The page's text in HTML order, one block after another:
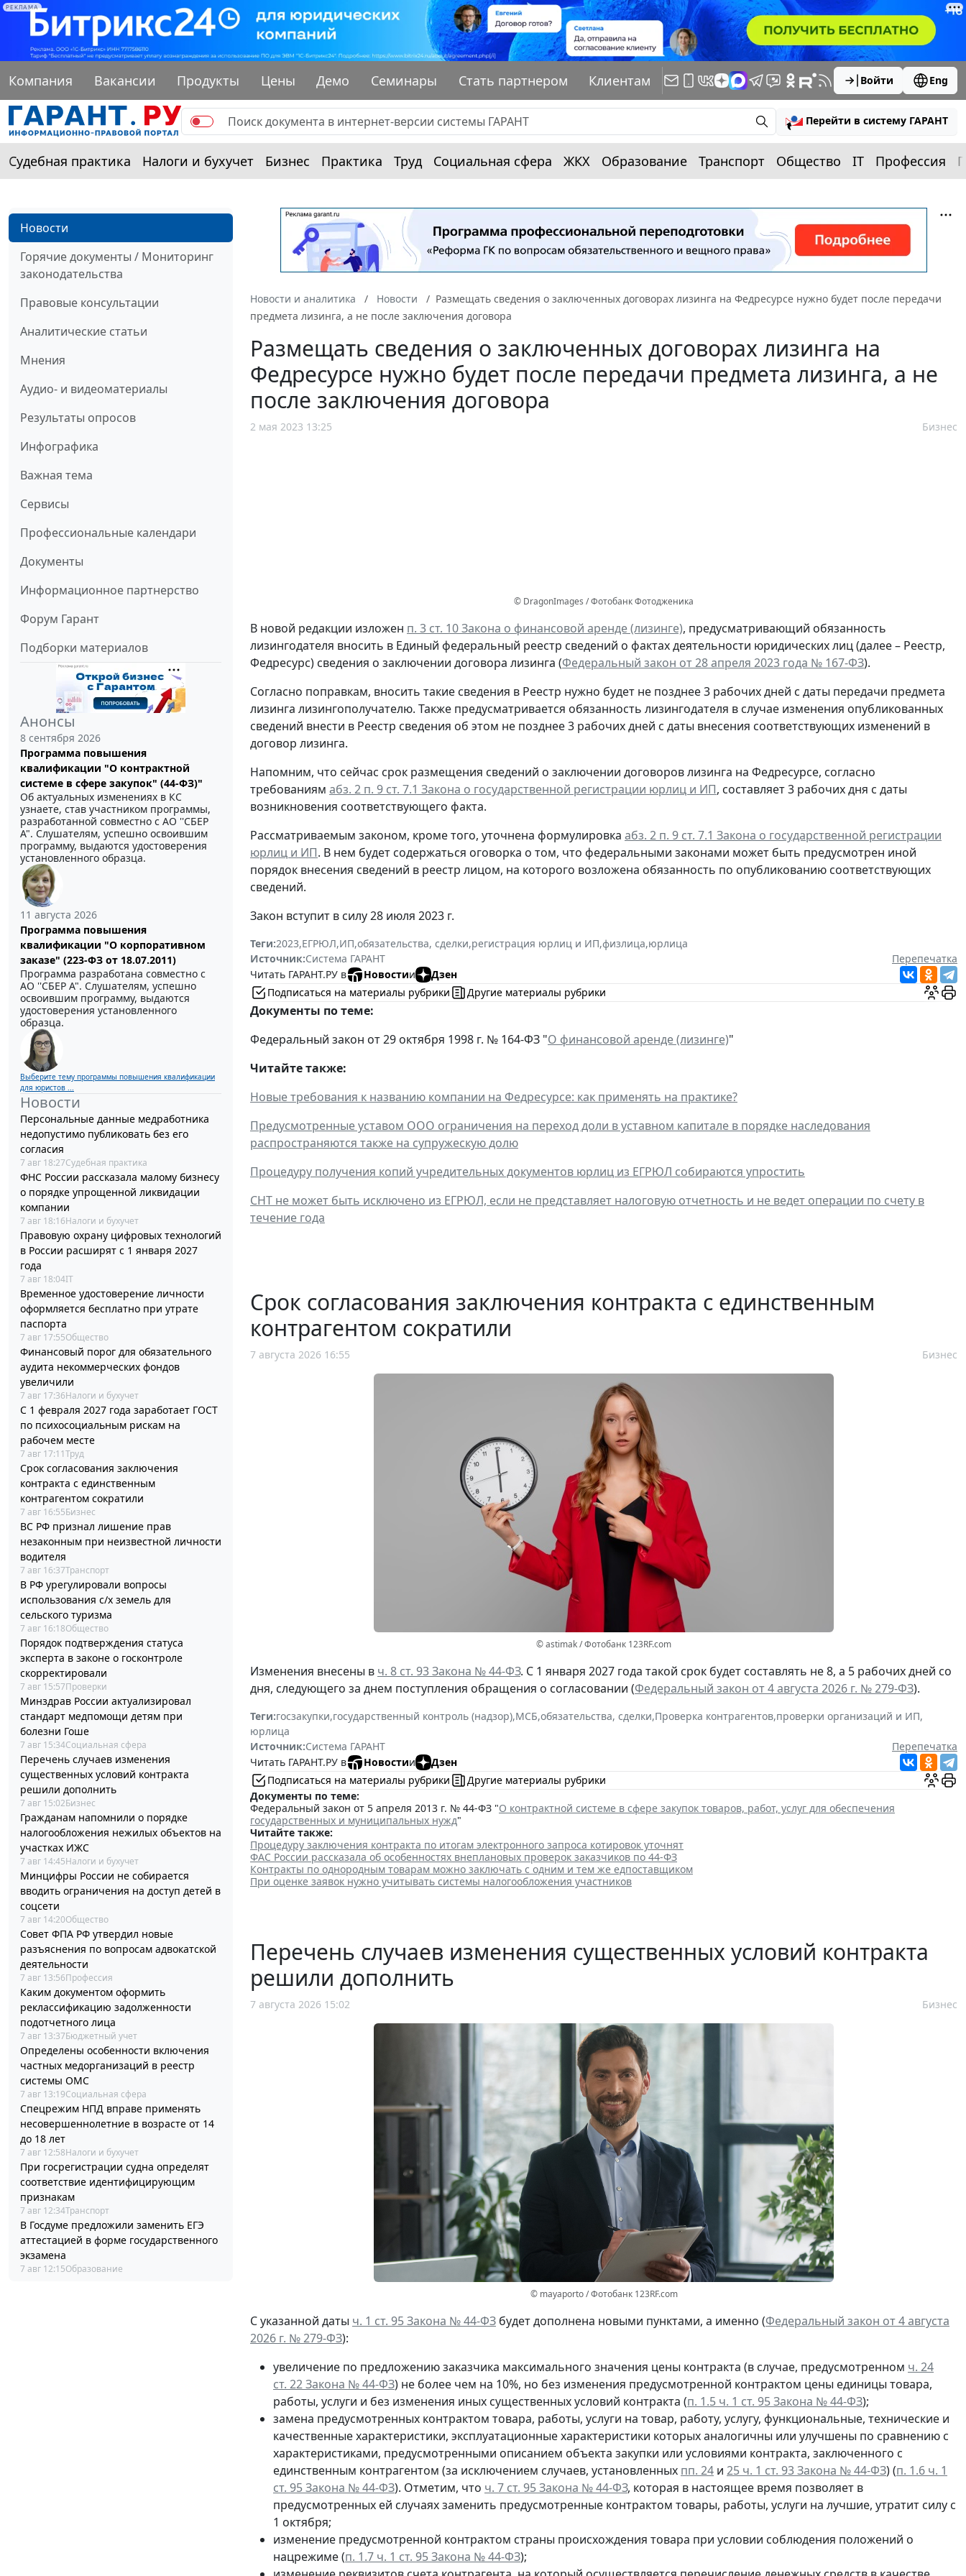
РЕКЛАМА
Компания Вакансии Продукты Цены Демо Семинары Стать партнером Клиентам Войти Eng
Перейти в систему ГАРАНТ
Судебная практика Налоги и бухучет Бизнес Практика Труд Социальная сфера ЖКХ Образование Транспорт Общество IT Профессия
Новости
Горячие документы / Мониторинг
законодательства
Правовые консультации
Аналитические статьи
Мнения
Аудио- и видеоматериалы
Результаты опросов
Инфографика
Важная тема
Сервисы
Профессиональные календари
Документы
Информационное партнерство
Форум Гарант
Подборки материалов
Анонсы
8 сентября 2026
Программа повышения
квалификации "О контрактной
системе в сфере закупок" (44-ФЗ)"
Об актуальных изменениях в КС
узнаете, став участником программы,
разработанной совместно с АО ''СБЕР
А". Слушателям, успешно освоившим
программу, выдаются удостоверения
установленного образца.
11 августа 2026
Программа повышения
квалификации "О корпоративном
заказе" (223-ФЗ от 18.07.2011)
Программа разработана совместно с
АО ''СБЕР А". Слушателям, успешно
освоившим программу, выдаются
удостоверения установленного
образца.
Выберите тему программы повышения квалификации
для юристов ...
Новости
Персональные данные медработника
недопустимо публиковать без его
согласия
7 авг 18:27Судебная практика
ФНС России рассказала малому бизнесу
о порядке упрощенной ликвидации
компании
7 авг 18:16Налоги и бухучет
Правовую охрану цифровых технологий
в России расширят с 1 января 2027
года
7 авг 18:04IT
Временное удостоверение личности
оформляется бесплатно при утрате
паспорта
7 авг 17:55Общество
Финансовый порог для обязательного
аудита некоммерческих фондов
увеличили
7 авг 17:36Налоги и бухучет
С 1 февраля 2027 года заработает ГОСТ
по психосоциальным рискам на
рабочем месте
7 авг 17:11Труд
Срок согласования заключения
контракта с единственным
контрагентом сократили
7 авг 16:55Бизнес
ВС РФ признал лишение прав
незаконным при неизвестной личности
водителя
7 авг 16:37Транспорт
В РФ урегулировали вопросы
использования с/х земель для
сельского туризма
7 авг 16:18Общество
Порядок подтверждения статуса
эксперта в законе о госконтроле
скорректировали
7 авг 15:57Проверки
Минздрав России актуализировал
стандарт медпомощи детям при
болезни Гоше
7 авг 15:34Социальная сфера
Перечень случаев изменения
существенных условий контракта
решили дополнить
7 авг 15:02Бизнес
Гражданам напомнили о порядке
налогообложения нежилых объектов на
участках ИЖС
7 авг 14:45Налоги и бухучет
Минцифры России не собирается
вводить ограничения на доступ детей в
соцсети
7 авг 14:20Общество
Совет ФПА РФ утвердил новые
разъяснения по вопросам адвокатской
деятельности
7 авг 13:56Профессия
Каким документом оформить
реклассификацию задолженности
подотчетного лица
7 авг 13:37Бюджетный учет
Определены особенности включения
частных медорганизаций в реестр
системы ОМС
7 авг 13:19Социальная сфера
Спецрежим НПД вправе применять
несовершеннолетние в возрасте от 14
до 18 лет
7 авг 12:58Налоги и бухучет
При госрегистрации судна определят
соответствие идентифицирующим
признакам
7 авг 12:34Транспорт
В Госдуме предложили заменить ЕГЭ
аттестацией в форме государственного
экзамена
7 авг 12:15Образование
Новости и аналитика Новости
Размещать сведения о заключенных договорах лизинга на Федресурсе нужно будет после передачи
предмета лизинга, а не после заключения договора
Размещать сведения о заключенных договорах лизинга на
Федресурсе нужно будет после передачи предмета лизинга, а не
после заключения договора
2 мая 2023 13:25 Бизнес
© DragonImages / Фотобанк Фотодженика
В новой редакции изложен п. 3 ст. 10 Закона о финансовой аренде (лизинге), предусматривающий обязанность
лизингодателя вносить в Единый федеральный реестр сведений о фактах деятельности юридических лиц (далее – Реестр,
Федресурс) сведения о заключении договора лизинга (Федеральный закон от 28 апреля 2023 года № 167-ФЗ).
Согласно поправкам, вносить такие сведения в Реестр нужно будет не позднее 3 рабочих дней с даты передачи предмета
лизинга лизингополучателю. Также предусматривается обязанность лизингодателя в случае изменения опубликованных
сведений внести в Реестр сведения об этом не позднее 3 рабочих дней с даты внесения соответствующих изменений в
договор лизинга.
Напомним, что сейчас срок размещения сведений о заключении договоров лизинга на Федресурсе, согласно
требованиям абз. 2 п. 9 ст. 7.1 Закона о государственной регистрации юрлиц и ИП, составляет 3 рабочих дня с даты
возникновения соответствующего факта.
Рассматриваемым законом, кроме того, уточнена формулировка абз. 2 п. 9 ст. 7.1 Закона о государственной регистрации
юрлиц и ИП. В нем будет содержаться оговорка о том, что федеральными законами может быть предусмотрен иной
порядок внесения сведений в реестр лицом, на которого возложена обязанность по опубликованию соответствующих
сведений.
Закон вступит в силу 28 июля 2023 г.
Теги:2023,ЕГРЮЛ,ИП,обязательства, сделки,регистрация юрлиц и ИП,физлица,юрлица
Источник:Система ГАРАНТ
Перепечатка
Читать ГАРАНТ.РУ в
Новостии
Дзен
Подписаться на материалы рубрики
Другие материалы рубрики
Документы по теме:
Федеральный закон от 29 октября 1998 г. № 164-ФЗ "О финансовой аренде (лизинге)"
Читайте также:
Новые требования к названию компании на Федресурсе: как применять на практике?
Предусмотренные уставом ООО ограничения на переход доли в уставном капитале в порядке наследования
распространяются также на супружескую долю
Процедуру получения копий учредительных документов юрлиц из ЕГРЮЛ собираются упростить
СНТ не может быть исключено из ЕГРЮЛ, если не представляет налоговую отчетность и не ведет операции по счету в
течение года
Срок согласования заключения контракта с единственным
контрагентом сократили
7 августа 2026 16:55 Бизнес
© astimak / Фотобанк 123RF.com
Изменения внесены в ч. 8 ст. 93 Закона № 44-ФЗ. С 1 января 2027 года такой срок будет составлять не 8, а 5 рабочих дней со
дня, следующего за днем поступления обращения о согласовании (Федеральный закон от 4 августа 2026 г. № 279-ФЗ).
Теги:госзакупки,государственный контроль (надзор),МСБ,обязательства, сделки,Проверка контрагентов,проверки организаций и ИП,
юрлица
Источник:Система ГАРАНТ
Перепечатка
Читать ГАРАНТ.РУ в
Новостии
Дзен
Подписаться на материалы рубрики
Другие материалы рубрики
Документы по теме:
Федеральный закон от 5 апреля 2013 г. № 44-ФЗ "О контрактной системе в сфере закупок товаров, работ, услуг для обеспечения
государственных и муниципальных нужд"
Читайте также:
Процедуру заключения контракта по итогам электронного запроса котировок уточнят
ФАС России рассказала об особенностях внеплановых проверок заказчиков по 44-ФЗ
Контракты по однородным товарам можно заключать с одним и тем же едпоставщиком
При оценке заявок нужно учитывать системы налогообложения участников
Перечень случаев изменения существенных условий контракта
решили дополнить
7 августа 2026 15:02 Бизнес
© mayaporto / Фотобанк 123RF.com
С указанной даты ч. 1 ст. 95 Закона № 44-ФЗ будет дополнена новыми пунктами, а именно (Федеральный закон от 4 августа
2026 г. № 279-ФЗ):
увеличение по предложению заказчика максимального значения цены контракта (в случае, предусмотренном ч. 24
ст. 22 Закона № 44-ФЗ) не более чем на 10%, но без изменения предусмотренной контрактом цены единицы товара,
работы, услуги и без изменения иных существенных условий контракта (п. 1.5 ч. 1 ст. 95 Закона № 44-ФЗ);
замена предусмотренных контрактом товара, работы, услуги на товар, работу, услугу, функциональные, технические и
качественные характеристики, эксплуатационные характеристики которых аналогичны или улучшены по сравнению с
характеристиками, предусмотренными описанием объекта закупки или условиями контракта, заключенного с
единственным контрагентом (за исключением случаев, установленных пп. 24 и 25 ч. 1 ст. 93 Закона № 44-ФЗ) (п. 1.6 ч. 1
ст. 95 Закона № 44-ФЗ). Отметим, что ч. 7 ст. 95 Закона № 44-ФЗ, которая в настоящее время позволяет в
предусмотренных ей случаях заменить предусмотренные контрактом товары, работы, услуги на лучшие, утратит силу с
1 октября;
изменение предусмотренной контрактом страны происхождения товара при условии соблюдения положений о
нацрежиме (п. 1.7 ч. 1 ст. 95 Закона № 44-ФЗ);